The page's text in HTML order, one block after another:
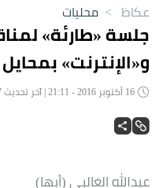
عكاظ > محليات
جلسة «طارئة»
و«الإنترنت» بمحايل
عبدالله الغالبي (أبها)